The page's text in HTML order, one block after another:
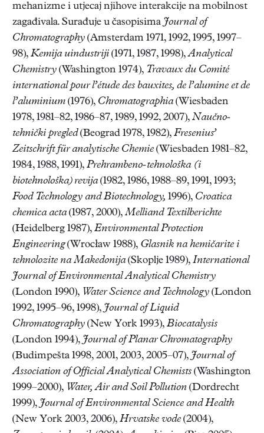
mehanizme i utjecaj njihove interakcije na mobilnost
zagađivala. Surađuje u časopisima Journal of
Chromatography (Amsterdam 1971, 1992, 1995, 1997–
98), Kemija uindustriji (1971, 1987, 1998),Analytical
Chemistry (Washington 1974), Travaux du Comité
international pour l’étude des bauxites, de l’alumine et de
l’aluminium (1976), Chromatographia(Wiesbaden
1978, 1981–82, 1986–87, 1989, 1992, 2007), Naučno-
tehnički pregled(Beograd 1978, 1982), Fresenius’
Zeitschrift für analytische Chemie (Wiesbaden 1981–82,
1984, 1988, 1991), Prehrambeno-tehnološka (i
biotehnološka) revija(1982, 1986, 1988–89, 1991, 1993;
Food Technology and Biotechnology, 1996), Croatica
chemica acta(1987, 2000),Melliand Textilberichte
(Heidelberg 1987), Environmental Protection
Engineering(Wrocław 1988), Glasnik na hemičarite i
tehnolozite na Makedonija(Skoplje 1989), International
Journal of Environmental Analytical Chemistry
(London 1990), Water Science and Technology (London
1992, 1995–96, 1998), Journal of Liquid
Chromatography (New York 1993), Biocatalysis
(London 1994), Journal of Planar Chromatography
(Budimpešta 1998, 2001, 2003, 2005–07), Journal of
Association of Official Analytical Chemists (Washington
1999–2000), Water, Air and Soil Pollution (Dordrecht
1999), Journal of Environmental Science and Health
(New York 2003, 2006), Hrvatske vode (2004),